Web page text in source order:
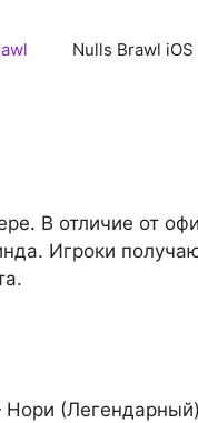
Nulls Brawl iOS
В отличие от
Игроки